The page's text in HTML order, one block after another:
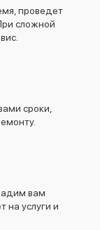
проведет
сложной
сроки,
вам
на услуги и